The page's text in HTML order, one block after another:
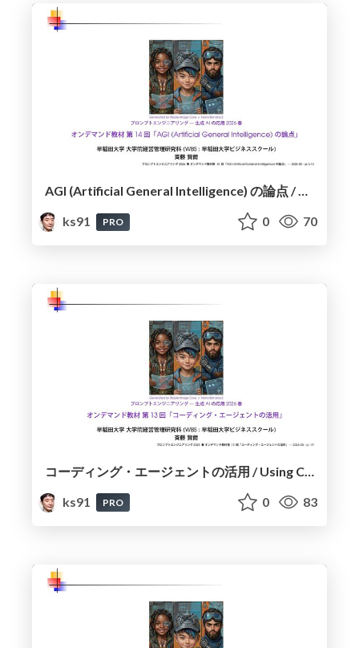
AGI (Artificial General Intelligence) の論点 / Key Issues in AGI (Artificial General Intelligence)
ks91
PRO 0 70
ks91
PRO 0 83